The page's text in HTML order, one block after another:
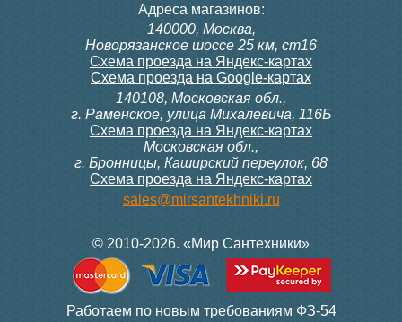
подвесная Style Line
Даллас Леон 120 Люкс
PLUS, серая
17 390
подвесная Style Line
Даллас Леон 120 Люкс
PLUS, белая
17 390
Тумба для комплекта Style
Line Даллас Леон 120 3
Line Даллас Леон 120 3
Адреса магазинов:
140000, Москва,
Новорязанское шоссе 25 км, ст16
Схема проезда на Яндекс-картах
Схема проезда на Google-картах
140108, Московская обл.,
г. Раменское, улица Михалевича, 116Б
Схема проезда на Яндекс-картах
Московская обл.,
г. Бронницы, Каширский переулок, 68
Схема проезда на Яндекс-картах
sales@mirsantekhniki.ru
© 2010-2026. «Мир Сантехники»
Работаем по новым требованиям ФЗ-54